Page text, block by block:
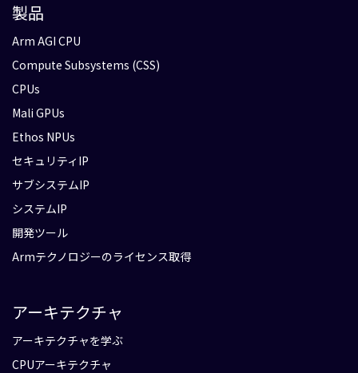
製品
Arm AGI CPU
Compute Subsystems (CSS)
CPUs
Mali GPUs
Ethos NPUs
セキュリティIP
サブシステムIP
システムIP
開発ツール
Armテクノロジーのライセンス取得
アーキテクチャ
アーキテクチャを学ぶ
CPUアーキテクチャ